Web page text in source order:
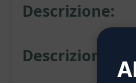
Descrizione:
Descrizione